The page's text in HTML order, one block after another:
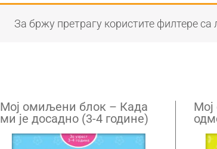
За бржу претрагу користите филтере
Mој омиљени блок – Када
ми је досадно (3-4 године)